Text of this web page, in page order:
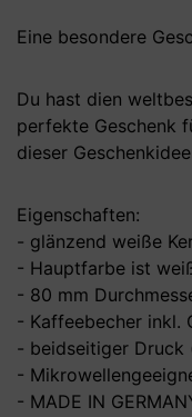
Eine besondere
Du hast dien
perfekte Geschenk
dieser
Eigenschaften:
- glänzend weiße
- Hauptfarbe ist
- 80 mm
- Kaffeebecher inkl.
- beidseitiger Druck
-
- MADE IN